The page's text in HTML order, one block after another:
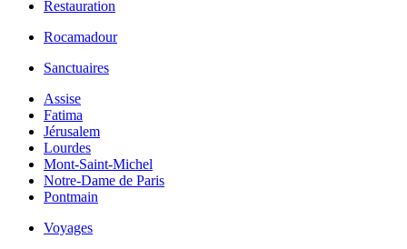
Restauration
Rocamadour
Sanctuaires
Assise
Fatima
Jérusalem
Lourdes
Mont-Saint-Michel
Notre-Dame de Paris
Pontmain
Voyages